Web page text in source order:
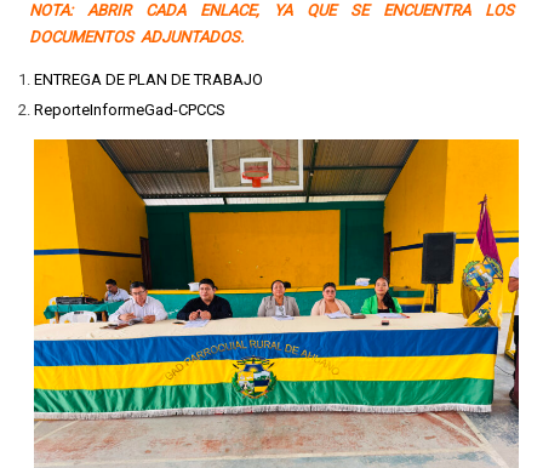
NOTA: ABRIR CADA ENLACE, YA QUE SE ENCUENTRA LOS
DOCUMENTOS ADJUNTADOS.
ENTREGA DE PLAN DE TRABAJO
ReporteInformeGad-CPCCS